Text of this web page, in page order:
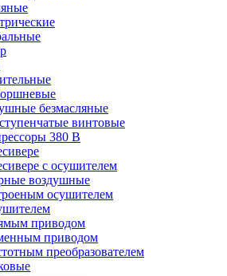
безмасляные
винтовые
380 В
с осушителем
воздушные
осушителем
приводом
приводом
преобразователем